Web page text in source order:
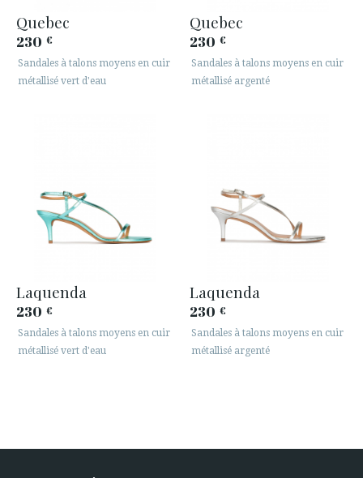
Quebec
230 €
Sandales à talons moyens en cuir
métallisé vert d'eau
Quebec
230 €
Sandales à talons moyens en cuir
métallisé argenté
Laquenda
230 €
Sandales à talons moyens en cuir
métallisé vert d'eau
Laquenda
230 €
Sandales à talons moyens en cuir
métallisé argenté